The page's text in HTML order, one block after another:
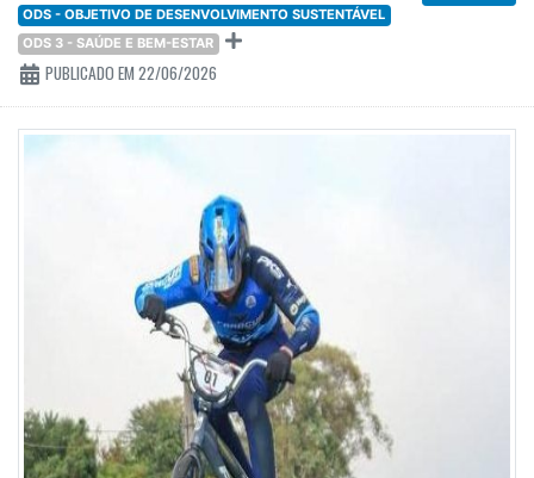
ODS - OBJETIVO DE DESENVOLVIMENTO SUSTENTÁVEL
ODS 3 - SAÚDE E BEM-ESTAR
PUBLICADO EM 22/06/2026